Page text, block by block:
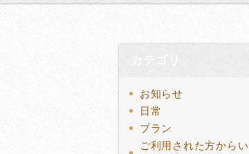
カテゴリ
お知らせ
日常
プラン
ご利用された方からい